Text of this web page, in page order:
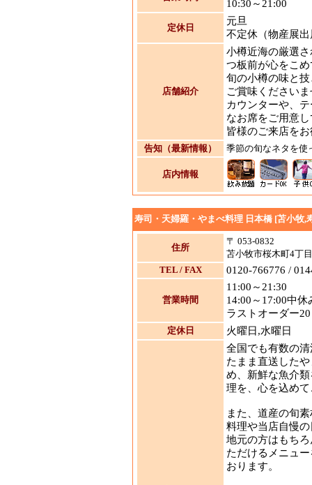
10:30～21:00
定休日
元旦
不定休（物産展
店舗紹介
小樽近海の厳選
つ板前が心をこ
旬の小樽の味と
ご賞味ください
カウンターや、
なお席をご用意
皆様のご来店を
告知（最新情報） 季節の旬なネタを使
店内情報
寿司・天婦羅・やまべ料理 日本橋 [苫小牧,
住所
〒 053-0832
苫小牧市桜木町4丁
TEL / FAX
0120-766776 /
営業時間
11:00～21:30
14:00～17:00中休
ラストオーダー
定休日 火曜日,水曜日
全国でも有数の
たまま直送した
め、新鮮な魚介
理を、心を込め
また、道産の旬
料理や当店自慢
地元の方はもち
ただけるメニュ
おります。